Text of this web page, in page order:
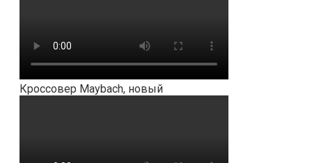
Кроссовер Maybach, новый